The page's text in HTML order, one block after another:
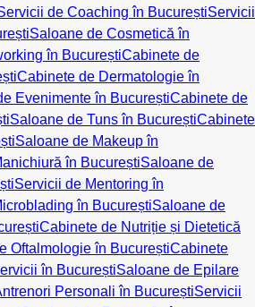
de Coaching în BucureștiServicii
Saloane de Cosmetică în
în BucureștiCabinete de
Cabinete de Dermatologie în
Evenimente în BucureștiCabinete de
Saloane de Tuns în BucureștiCabinete
Saloane de Makeup în
în BucureștiSaloane de
Servicii de Mentoring în
în BucureștiSaloane de
Cabinete de Nutriție și Dietetică
Oftalmologie în BucureștiCabinete
în BucureștiSaloane de Epilare
Personali în BucureștiServicii